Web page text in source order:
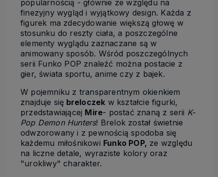
popularnością - głównie ze względu na
finezyjny wygląd i wyjątkowy design. Każda z
figurek ma zdecydowanie większą głowę w
stosunku do reszty ciała, a poszczególne
elementy wyglądu zaznaczane są w
animowany sposób. Wśród poszczególnych
serii Funko POP znaleźć można postacie z
gier, świata sportu, anime czy z bajek.
W pojemniku z transparentnym okienkiem
znajduje się breloczek w kształcie figurki,
przedstawiającej Mire- postać znaną z serii K-
Pop Demon Hunters! Brelok został świetnie
odwzorowany i z pewnością spodoba się
każdemu miłośnikowi Funko POP, ze względu
na liczne detale, wyraziste kolory oraz
"urokliwy" charakter.